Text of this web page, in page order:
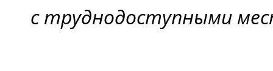
с труднодоступными